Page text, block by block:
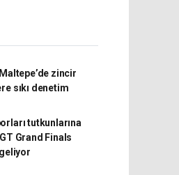
zincir
sıkı denetim
tutkunlarına
Grand Finals